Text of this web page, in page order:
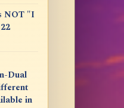
NOT "I
Dual
in